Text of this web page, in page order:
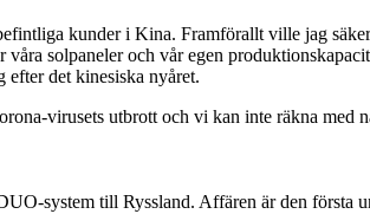
kunder i Kina. Framförallt ville jag
våra solpaneler och vår egen
det kinesiska nyåret.
virusets utbrott och vi kan inte räkna med
system till Ryssland. Affären är den första